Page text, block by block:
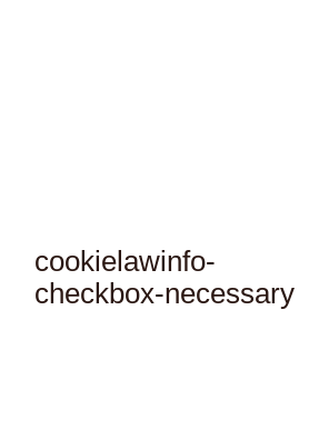
cookielawinfo-
checkbox-necessary